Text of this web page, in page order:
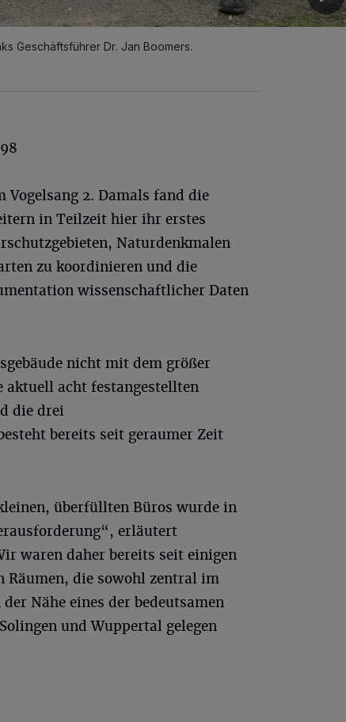
Geschäftsführer Dr. Jan Boomers.
Vogelsang 2. Damals fand die
in Teilzeit hier ihr erstes
Naturdenkmalen
zu koordinieren und die
wissenschaftlicher Daten
nicht mit dem größer
aktuell acht festangestellten
die drei
bereits seit geraumer Zeit
überfüllten Büros wurde in
erläutert
waren daher bereits seit einigen
Räumen, die sowohl zentral im
Nähe eines der bedeutsamen
und Wuppertal gelegen